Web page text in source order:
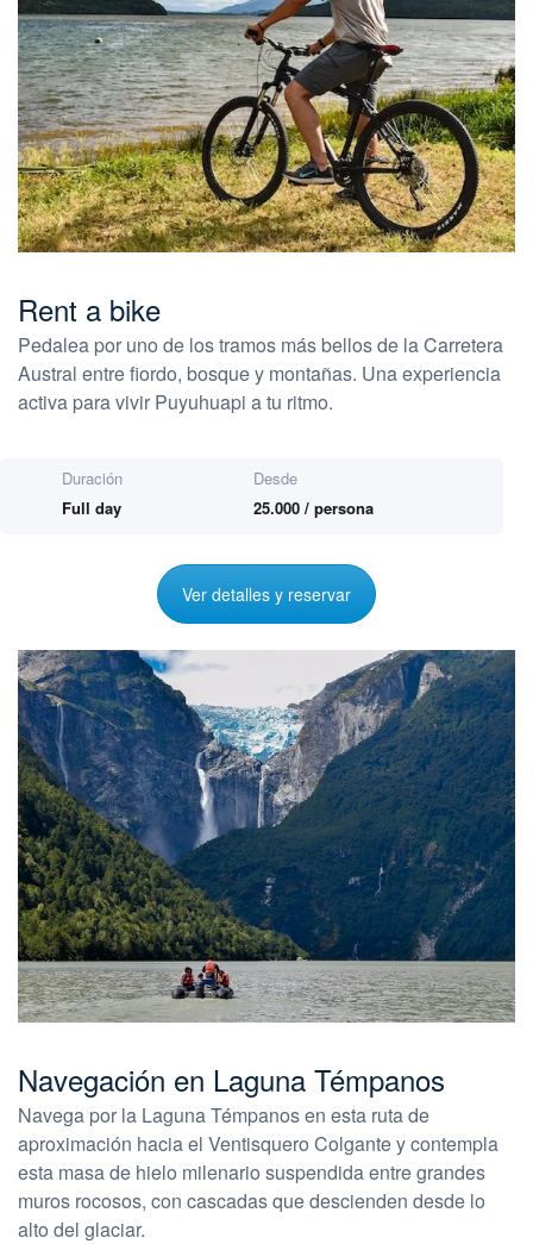
Rent a bike
Pedalea por uno de los tramos más bellos de la Carretera
Austral entre fiordo, bosque y montañas. Una experiencia
activa para vivir Puyuhuapi a tu ritmo.
Duración
Desde
Full day
25.000 / persona
Ver detalles y reservar
Navegación en Laguna Témpanos
Navega por la Laguna Témpanos en esta ruta de
aproximación hacia el Ventisquero Colgante y contempla
esta masa de hielo milenario suspendida entre grandes
muros rocosos, con cascadas que descienden desde lo
alto del glaciar.